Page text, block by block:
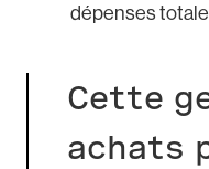
dépenses
Cette
achats